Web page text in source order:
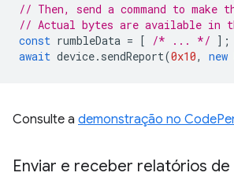
// Then, send a command to make
// Actual bytes are available in
const rumbleData = [ /* ... */ ];
await device. sendReport(0x10, new
Consulte a demonstração no
Enviar e receber relatórios